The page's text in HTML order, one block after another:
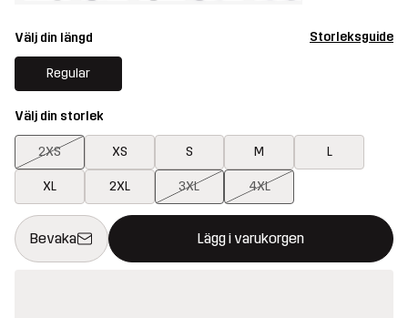
Välj din längd Storleksguide
Regular
Välj din storlek
2XS XS S M L
XL 2XL 3XL 4XL
Bevaka Lägg i varukorgen
Denna knapp kommer att öppna en modal som bekräftar en ny
{{size}} inte tillgänglig